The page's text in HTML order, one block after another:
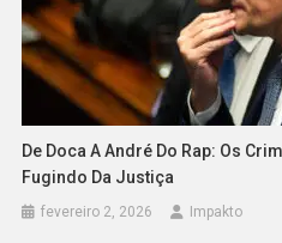
De Doca A André Do Rap: Os
Fugindo Da Justiça
fevereiro 2, 2026 Impakto